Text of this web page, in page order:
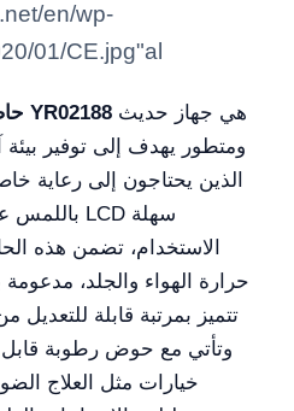
en/wp-
01/CE.jpg"al
حاضنة الأطفال حديثي الولادة YR02188
ومتطور يهدف إلى توفير بيئة
الذين يحتاجون إلى رعاية
الاستخدام، تضمن هذه
حرارة الهواء والجلد،
تتميز بمرتبة قابلة
وتأتي مع حوض رطوبة قابل
خيارات مثل العلاج